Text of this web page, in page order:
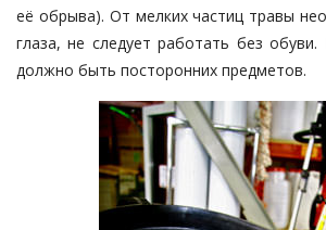
её обрыва). От мелких частиц травы
глаза, не следует работать без
должно быть посторонних предметов.